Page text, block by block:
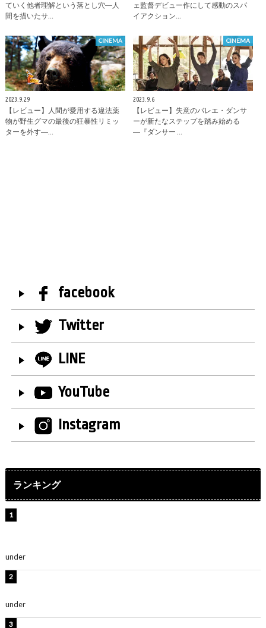
ていく他者理解という落とし穴―人
間を描いたサ…
ェ監督デビュー作にして感動のスパ
イアクション…
CINEMA
2023.9.29
【レビュー】人間が愛用する違法薬
物が野生グマの最後の狂暴性リミッ
ターを外す―…
CINEMA
2023.9.6
【レビュー】失意のバレエ・ダンサ
ーが新たなステップを踏み始める
―『ダンサー …
facebook
Twitter
LINE
YouTube
Instagram
ランキング
under
under